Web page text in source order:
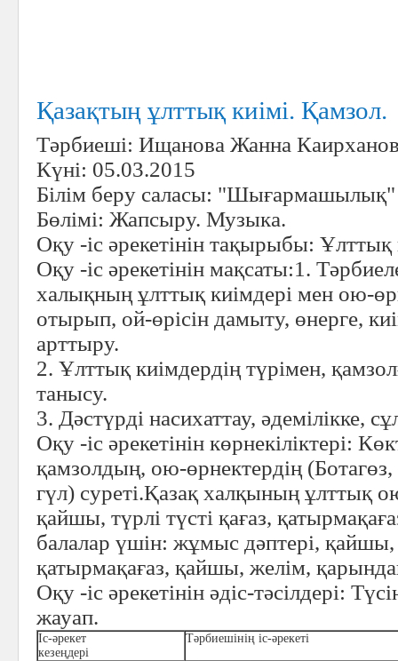
Қазақтың ұлттық киімі. Қамзол.
Тәрбиеші: Ищанова Жанна
Күні: 05.03.2015
Білім беру саласы: "Шығармашылық"
Бөлімі: Жапсыру. Музыка.
Оқу -іс әрекетінін тақырыбы: Ұлттық
Оқу -іс әрекетінін мақсаты:1.
халықның ұлттық киімдері мен ою-
отырып, ой-өрісін дамыту, өнерге,
арттыру.
2. Ұлттық киімдердің түрімен,
танысу.
3. Дәстүрді насихаттау, әдемілікке,
Оқу -іс әрекетінін көрнекіліктері:
қамзолдың, ою-өрнектердің
гүл) суреті.Қазақ халқының ұлттық
қайшы, түрлі түсті қағаз,
балалар үшін: жұмыс дәптері, қайшы,
қатырмақағаз, қайшы, желім,
Оқу -іс әрекетінін әдіс-тәсілдері:
жауап.
Іс-әрекет
кезеңдері
Тәрбиешінің іс-әрекеті